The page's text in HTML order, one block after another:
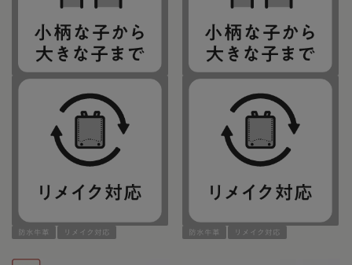
防水牛革 リメイク対応 防水牛革 リメイク対応